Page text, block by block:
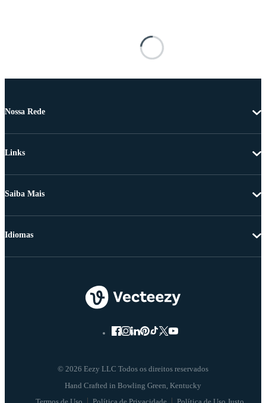
Nossa Rede
Links
Saiba Mais
© 2026 Eezy LLC Todos os direitos reservados
Idiomas